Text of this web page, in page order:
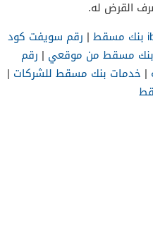
القرض له.
| رقم سويفت كود
بنك مسقط من موقعي | رقم
| خدمات بنك مسقط للشركات |